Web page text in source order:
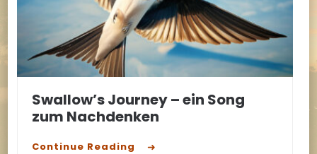
Swallow’s Journey – ein Song
zum Nachdenken
Continue Reading